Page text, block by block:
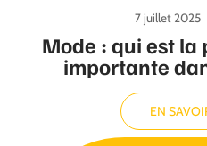
Mode : qui est la
importante
7 juillet 2025
EN